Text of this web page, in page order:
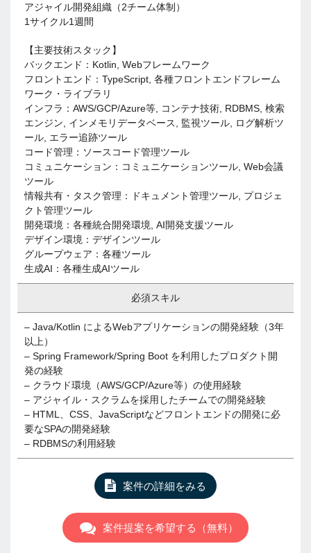
アジャイル開発組織（2チーム体制）
1サイクル1週間
【主要技術スタック】
バックエンド：Kotlin, Webフレームワーク
フロントエンド：TypeScript, 各種フロントエンドフレーム
ワーク・ライブラリ
インフラ：AWS/GCP/Azure等, コンテナ技術, RDBMS, 検索
エンジン, インメモリデータベース, 監視ツール, ログ解析ツ
ール, エラー追跡ツール
コード管理：ソースコード管理ツール
コミュニケーション：コミュニケーションツール, Web会議
ツール
情報共有・タスク管理：ドキュメント管理ツール, プロジェ
クト管理ツール
開発環境：各種統合開発環境, AI開発支援ツール
デザイン環境：デザインツール
グループウェア：各種ツール
生成AI：各種生成AIツール
必須スキル
– Java/Kotlin によるWebアプリケーションの開発経験（3年
以上）
– Spring Framework/Spring Boot を利用したプロダクト開
発の経験
– クラウド環境（AWS/GCP/Azure等）の使用経験
– アジャイル・スクラムを採用したチームでの開発経験
– HTML、CSS、JavaScriptなどフロントエンドの開発に必
要なSPAの開発経験
– RDBMSの利用経験
案件の詳細をみる
案件提案を希望する（無料）